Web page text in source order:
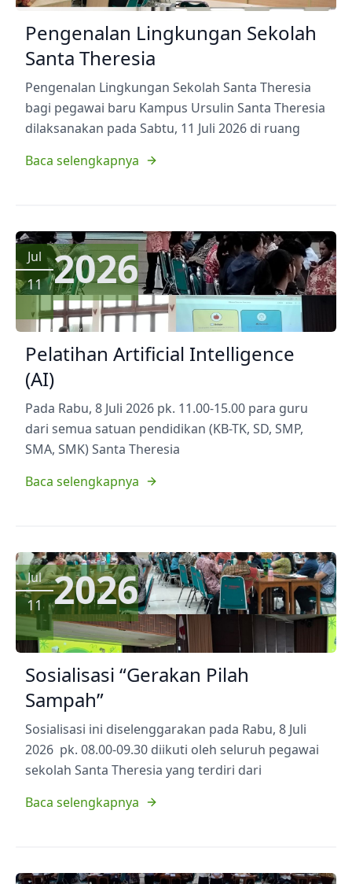
Pengenalan Lingkungan Sekolah
Santa Theresia
Pengenalan Lingkungan Sekolah Santa Theresia
bagi pegawai baru Kampus Ursulin Santa Theresia
dilaksanakan pada Sabtu, 11 Juli 2026 di ruang
Baca selengkapnya
Jul
11 2026
Pelatihan Artificial Intelligence
(AI)
Pada Rabu, 8 Juli 2026 pk. 11.00-15.00 para guru
dari semua satuan pendidikan (KB-TK, SD, SMP,
SMA, SMK) Santa Theresia
Baca selengkapnya
Jul
11 2026
Sosialisasi “Gerakan Pilah
Sampah”
Sosialisasi ini diselenggarakan pada Rabu, 8 Juli
2026 pk. 08.00-09.30 diikuti oleh seluruh pegawai
sekolah Santa Theresia yang terdiri dari
Baca selengkapnya